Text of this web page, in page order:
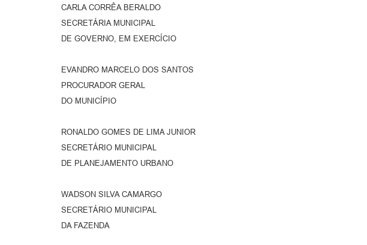
CARLA CORRÊA BERALDO
SECRETÁRIA MUNICIPAL
DE GOVERNO, EM EXERCÍCIO
EVANDRO MARCELO DOS SANTOS
PROCURADOR GERAL
DO MUNICÍPIO
RONALDO GOMES DE LIMA JUNIOR
SECRETÁRIO MUNICIPAL
DE PLANEJAMENTO URBANO
WADSON SILVA CAMARGO
SECRETÁRIO MUNICIPAL
DA FAZENDA